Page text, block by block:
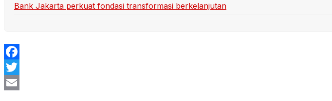
Bank Jakarta perkuat fondasi transformasi berkelanjutan
Facebook
Twitter